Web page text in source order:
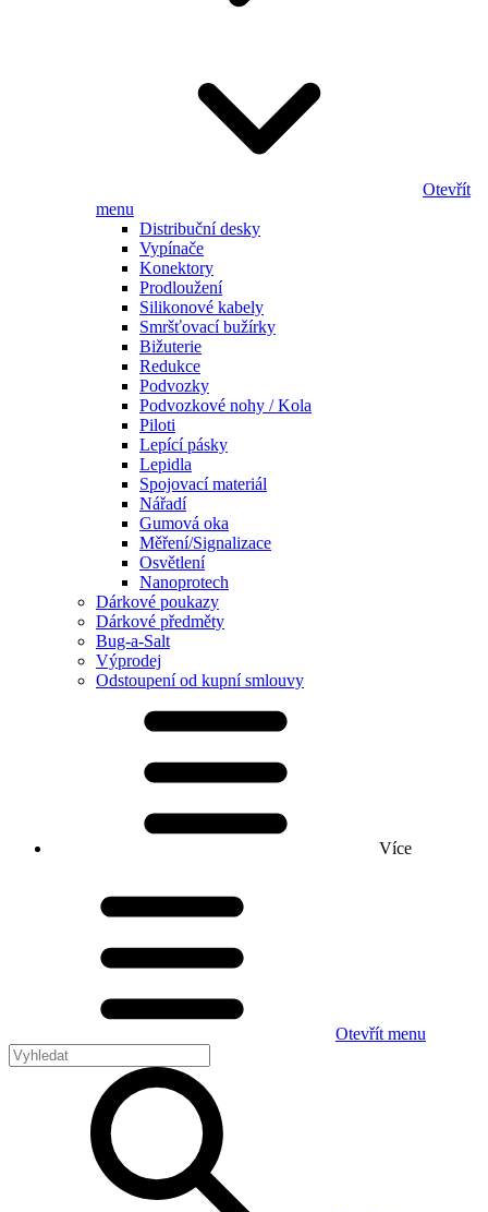
Otevřít
menu
Distribuční desky
Vypínače
Konektory
Prodloužení
Silikonové kabely
Smršťovací bužírky
Bižuterie
Redukce
Podvozky
Podvozkové nohy / Kola
Piloti
Lepící pásky
Lepidla
Spojovací materiál
Nářadí
Gumová oka
Měření/Signalizace
Osvětlení
Nanoprotech
Dárkové poukazy
Dárkové předměty
Bug-a-Salt
Výprodej
Odstoupení od kupní smlouvy
Více
Otevřít menu